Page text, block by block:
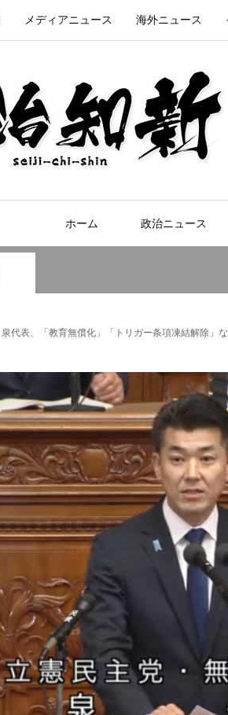
メディアニュース 海外ニュース
ホーム 政治ニュース
泉代表、「教育無償化」「トリガー条項凍結解除」